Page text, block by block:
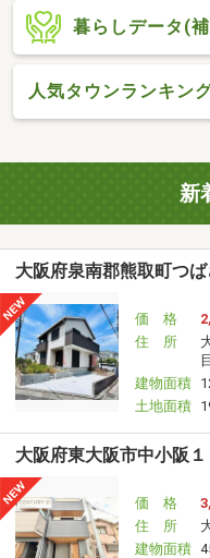
暮らしデータ(
人気タウンランキン
新
大阪府泉南郡熊取町つ
価 格
住 所
目
建物面積
土地面積
大阪府東大阪市中小阪１
価 格
住 所
建物面積